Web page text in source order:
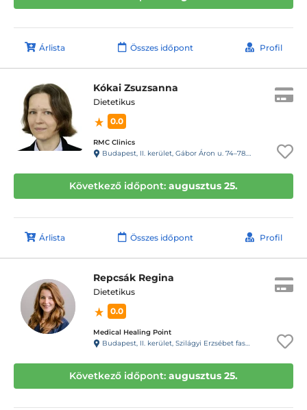
Árlista Összes időpont Profil
Kókai Zsuzsanna
Dietetikus
0.0
RMC Clinics
Budapest, II. kerület, Gábor Áron u. 74–78. III. emelet
Következő időpont: augusztus 25.
Árlista Összes időpont Profil
Repcsák Regina
Dietetikus
0.0
Medical Healing Point
Budapest, II. kerület, Szilágyi Erzsébet fasor 11/A.
Következő időpont: augusztus 25.